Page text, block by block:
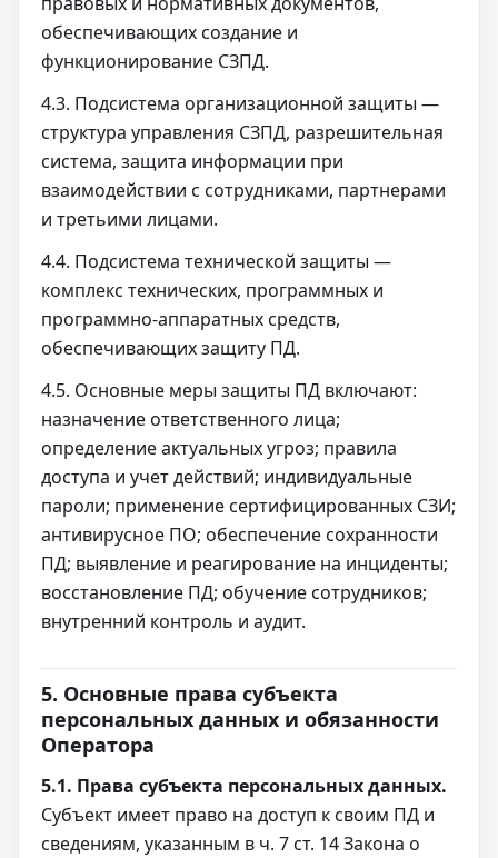
обеспечивающих создание и
функционирование СЗПД.
4.3. Подсистема организационной защиты —
структура управления СЗПД, разрешительная
система, защита информации при
взаимодействии с сотрудниками, партнерами
и третьими лицами.
4.4. Подсистема технической защиты —
комплекс технических, программных и
программно-аппаратных средств,
обеспечивающих защиту ПД.
4.5. Основные меры защиты ПД включают:
назначение ответственного лица;
определение актуальных угроз; правила
доступа и учет действий; индивидуальные
пароли; применение сертифицированных СЗИ;
антивирусное ПО; обеспечение сохранности
ПД; выявление и реагирование на инциденты;
восстановление ПД; обучение сотрудников;
внутренний контроль и аудит.
5. Основные права субъекта
персональных данных и обязанности
Оператора
5.1. Права субъекта персональных данных.
Субъект имеет право на доступ к своим ПД и
сведениям, указанным в ч. 7 ст. 14 Закона о